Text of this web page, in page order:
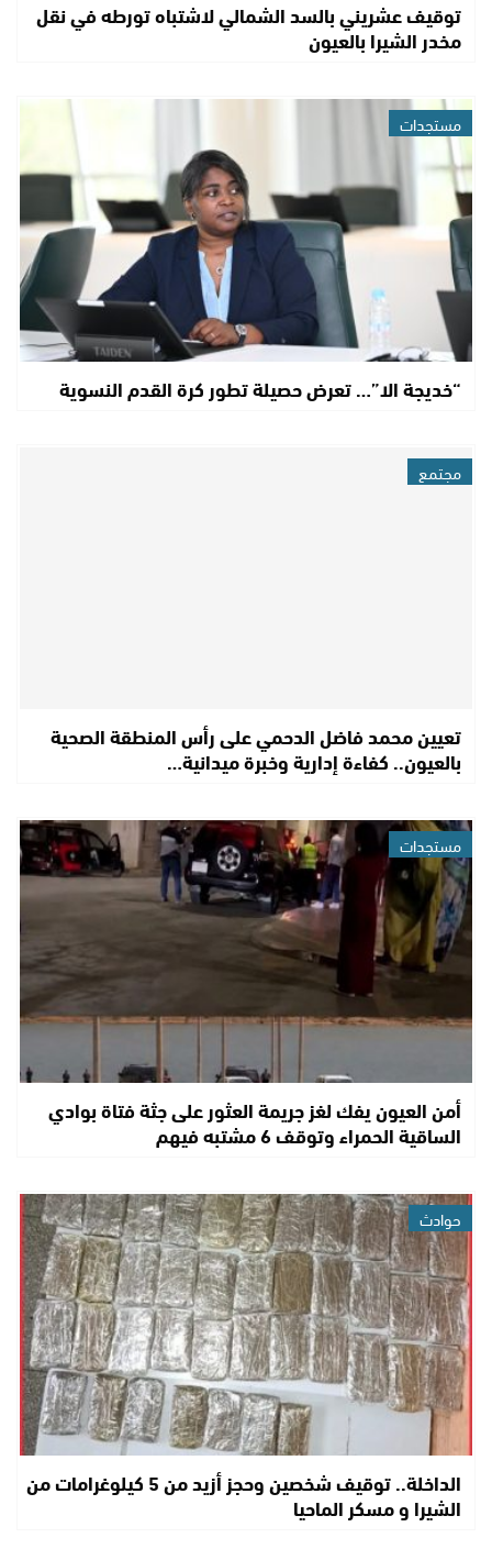
توقيف عشريني بالسد الشمالي لاشتباه تورطه في نقل
مخدر الشيرا بالعيون
مستجدات
“خديجة الا”… تعرض حصيلة تطور كرة القدم النسوية
مجتمع
تعيين محمد فاضل الدحمي على رأس المنطقة الصحية
بالعيون.. كفاءة إدارية وخبرة ميدانية…
مستجدات
أمن العيون يفك لغز جريمة العثور على جثة فتاة بوادي
الساقية الحمراء وتوقف 6 مشتبه فيهم
حوادث
الداخلة.. توقيف شخصين وحجز أزيد من 5 كيلوغرامات من
الشيرا و مسكر الماحيا